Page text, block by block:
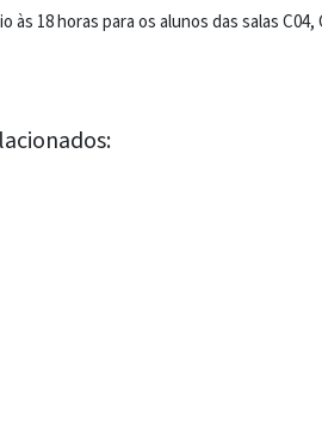
às 18 horas para os alunos das salas C04,